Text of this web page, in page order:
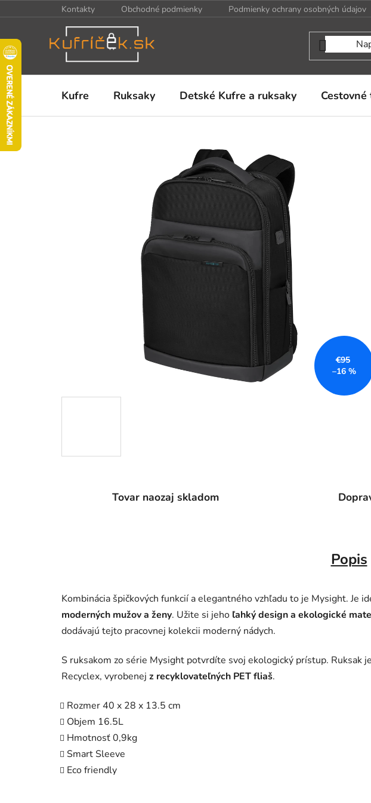
na
Kontakty Obchodné podmienky Podmienky ochrany osobných údajov
Kufre Ruksaky Detské Kufre a ruksaky Cestovné
€95
–16 %
Tovar naozaj skladom
Popis
Kombinácia špičkových funkcií a elegantného vzhľadu to je Mysight. Je
moderných mužov a ženy. Užite si jeho ľahký design a ekologické
dodávajú tejto pracovnej kolekcii moderný nádych.
S ruksakom zo série Mysight potvrdíte svoj ekologický prístup. Ruksak
Recyclex, vyrobenej z recyklovateľných PET fliaš.
Rozmer 40 x 28 x 13.5 cm
Objem 16.5L
Hmotnosť 0,9kg
Smart Sleeve
Eco friendly